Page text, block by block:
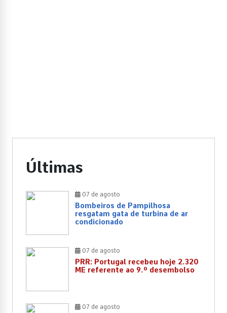
Últimas
07 de agosto
Bombeiros de Pampilhosa
resgatam gata de turbina de ar
condicionado
07 de agosto
PRR: Portugal recebeu hoje 2.320
ME referente ao 9.º desembolso
07 de agosto